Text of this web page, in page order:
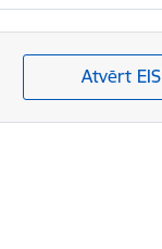
Atvērt EIS